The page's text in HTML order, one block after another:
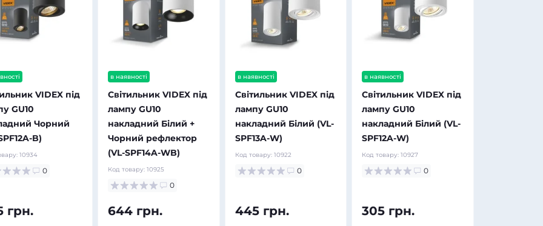
VIDEX під
GU10
Чорний
B)
10934
0
грн.
в наявності
Світильник VIDEX під
лампу GU10
накладний Білий +
Чорний рефлектор
(VL-SPF14A-WB)
Код товару: 10925
0
644 грн.
в наявності
Світильник VIDEX під
лампу GU10
накладний Білий (VL-
SPF13A-W)
Код товару: 10922
0
445 грн.
в наявності
Світильник VIDEX під
лампу GU10
накладний Білий (VL-
SPF12A-W)
Код товару:10927
0
305 грн.